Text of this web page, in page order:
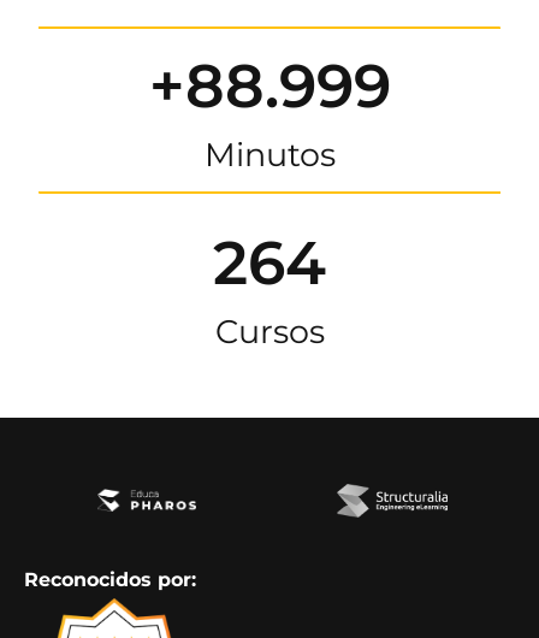
+88.999
Minutos
264
Cursos
Reconocidos por: